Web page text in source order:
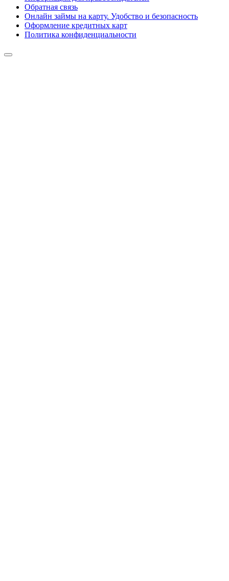
Обратная связь
Онлайн займы на карту. Удобство и безопасность
Оформление кредитных карт
Политика конфиденциальности